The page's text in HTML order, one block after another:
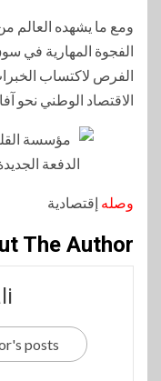
ومع ما يشهده العالم
الفجوة المهارية في
الفرص لاكتساب
الاقتصاد الوطني نحو
وصله إقتصادية
The Author
posts